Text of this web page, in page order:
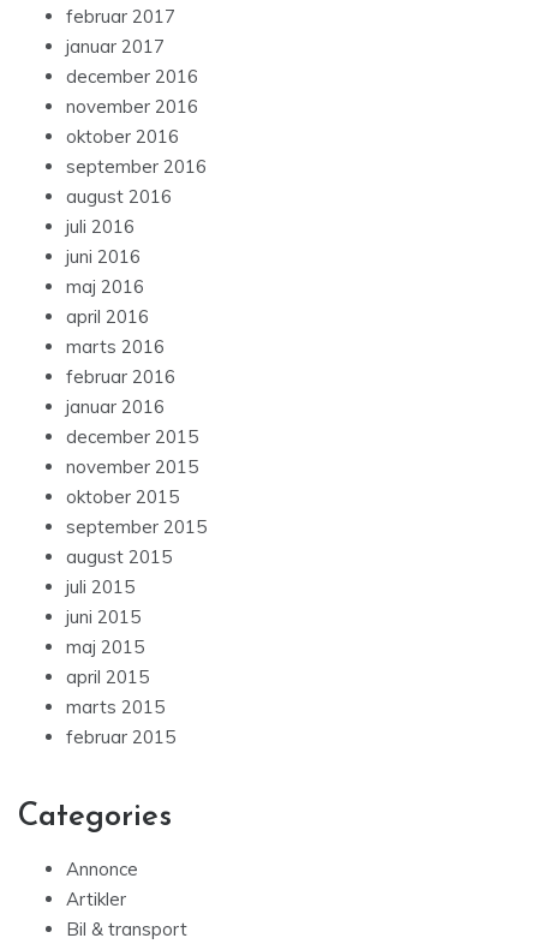
februar 2017
januar 2017
december 2016
november 2016
oktober 2016
september 2016
august 2016
juli 2016
juni 2016
maj 2016
april 2016
marts 2016
februar 2016
januar 2016
december 2015
november 2015
oktober 2015
september 2015
august 2015
juli 2015
juni 2015
maj 2015
april 2015
marts 2015
februar 2015
Categories
Annonce
Artikler
Bil & transport